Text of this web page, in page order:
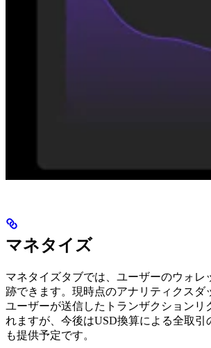
マネタイズ
マネタイズタブでは、ユーザーのウォレ
跡できます。現時点のアナリティクスダ
ユーザーが送信したトランザクションリ
れますが、今後はUSD換算による全取引
も提供予定です。